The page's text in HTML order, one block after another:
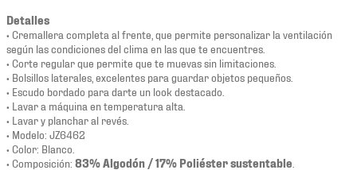
Detalles
• Cremallera completa al frente, que permite personalizar la ventilación
según las condiciones del clima en las que te encuentres.
• Corte regular que permite que te muevas sin limitaciones.
• Bolsillos laterales, excelentes para guardar objetos pequeños.
• Escudo bordado para darte un look destacado.
• Lavar a máquina en temperatura alta.
• Lavar y planchar al revés.
• Modelo: JZ6462
• Color: Blanco.
• Composición: 83% Algodón / 17% Poliéster sustentable